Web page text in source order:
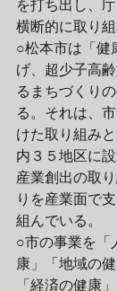
を打ち出し、
横断的に取り
○松本市は「健
げ、超少子高
るまちづくり
る。それは、
けた取り組み
内３５地区に
産業創出の取
りを産業面で
組んでいる。
○市の事業を「
康」「地域の
「経済の健康